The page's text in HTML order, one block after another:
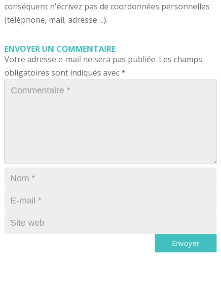
conséquent n'écrivez pas de coordonnées personnelles
(téléphone, mail, adresse ...).
ENVOYER UN COMMENTAIRE
Votre adresse e-mail ne sera pas publiée. Les champs
obligatoires sont indiqués avec*